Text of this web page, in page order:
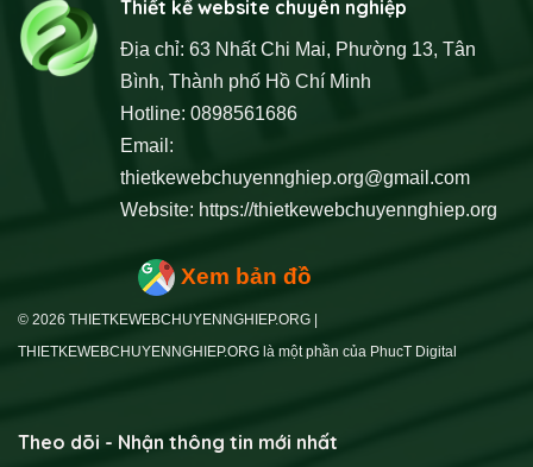
Thiết kế website chuyên nghiệp
Địa chỉ: 63 Nhất Chi Mai, Phường 13, Tân
Bình, Thành phố Hồ Chí Minh
Hotline: 0898561686
Email:
thietkewebchuyennghiep.org@gmail.com
Website: https://thietkewebchuyennghiep.org
Xem bản đồ
© 2026 THIETKEWEBCHUYENNGHIEP.ORG |
THIETKEWEBCHUYENNGHIEP.ORG là một phần của PhucT Digital
Theo dõi - Nhận thông tin mới nhất